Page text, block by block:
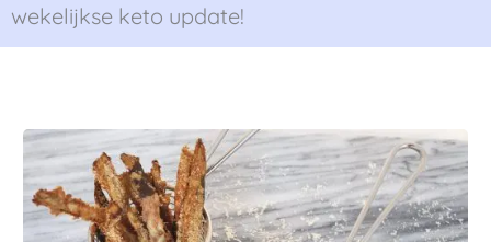
wekelijkse keto update!